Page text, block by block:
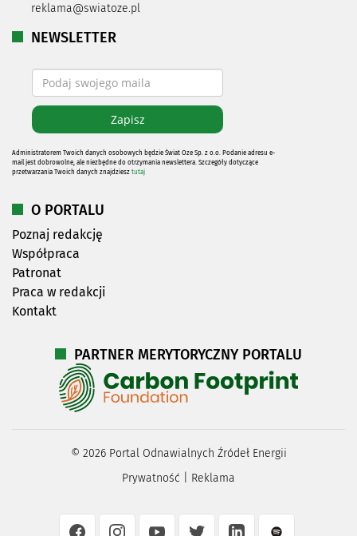
reklama@swiatoze.pl
NEWSLETTER
Administratorem Twoich danych osobowych będzie Świat Oze Sp. z o.o. Podanie adresu e-
mail jest dobrowolne, ale niezbędne do otrzymania newslettera. Szczegóły dotyczące
przetwarzania Twoich danych znajdziesz tutaj
O PORTALU
Poznaj redakcję
Współpraca
Patronat
Praca w redakcji
Kontakt
PARTNER MERYTORYCZNY PORTALU
© 2026Portal Odnawialnych Źródeł Energii
Prywatność
Reklama